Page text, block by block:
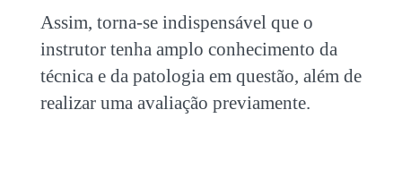
Assim, torna-se indispensável que o
instrutor tenha amplo conhecimento da
técnica e da patologia em questão, além de
realizar uma avaliação previamente.